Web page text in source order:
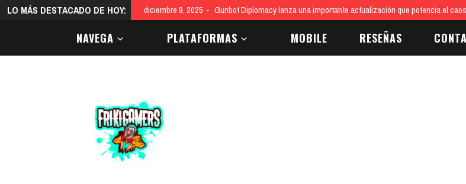
LO MÁS DESTACADO DE HOY: diciembre 9, 2025 Gunbot Diplomacy lanza una importante actualización que potencia el
NAVEGA PLATAFORMAS MOBILE RESEÑAS